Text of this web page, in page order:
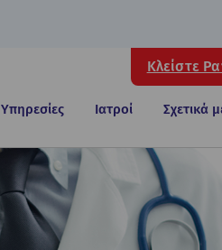
Κλείστε
Υπηρεσίες Ιατροί Σχετικά